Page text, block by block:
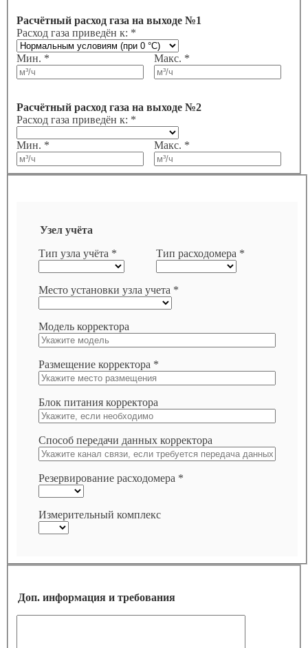
Расчётный расход газа на выходе №1
Расход газа приведён к: *
Мин. * Макс. *
Расчётный расход газа на выходе №2
Расход газа приведён к: *
Мин. * Макс. *
Узел учёта
Тип узла учёта *
Тип расходомера *
Место установки узла учета *
Модель корректора
Размещение корректора *
Блок питания корректора
Способ передачи данных корректора
Резервирование расходомера *
Измерительный комплекс
Доп. информация и требования